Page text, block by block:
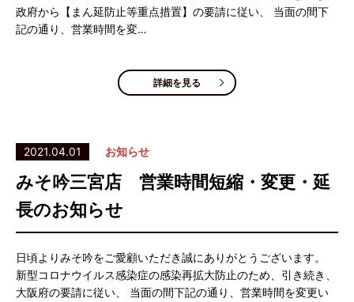
政府から【まん延防止等重点措置】の要請に従い、 当面の間下
記の通り、営業時間を変…
詳細を見る
2021.04.01 お知らせ
みそ吟三宮店 営業時間短縮・変更・延
長のお知らせ
日頃よりみそ吟をご愛顧いただき誠にありがとうございます。
新型コロナウイルス感染症の感染再拡大防止のため、引き続き、
大阪府の要請に従い、 当面の間下記の通り、営業時間を変更い